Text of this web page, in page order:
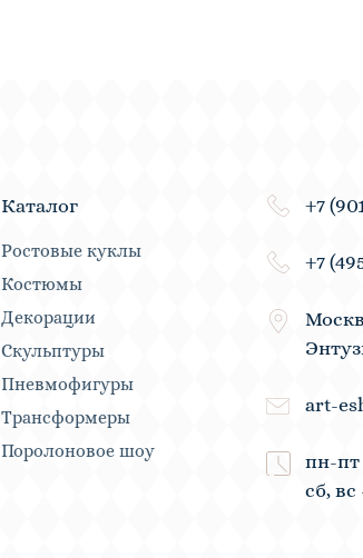
Каталог
Ростовые куклы
Костюмы
Декорации
Скульптуры
Пневмофигуры
Трансформеры
Поролоновое шоу
+7
+7
art-
пн-пт
сб,